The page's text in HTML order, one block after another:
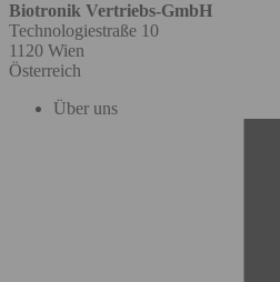
Biotronik Vertriebs-GmbH
Technologiestraße 10
1120 Wien
Österreich
Über uns